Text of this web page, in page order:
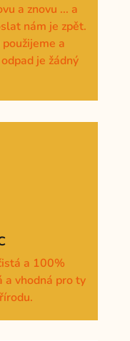
a znovu ... a
nám je zpět.
a
je žádný
a 100%
a vhodná pro ty